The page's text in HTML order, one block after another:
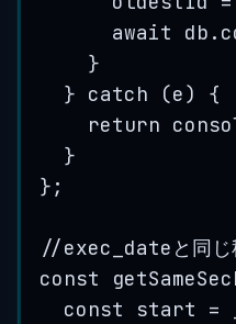
await db .
}
} catch (e)
{
return
}
} ;
//exec_dateと同じ
const
const
start =